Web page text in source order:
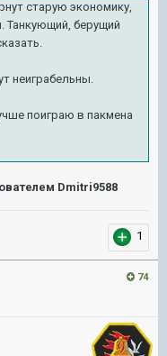
старую экономику,
Танкующий, берущий
неиграбельны.
поиграю в пакмена
Dmitri9588
1
74